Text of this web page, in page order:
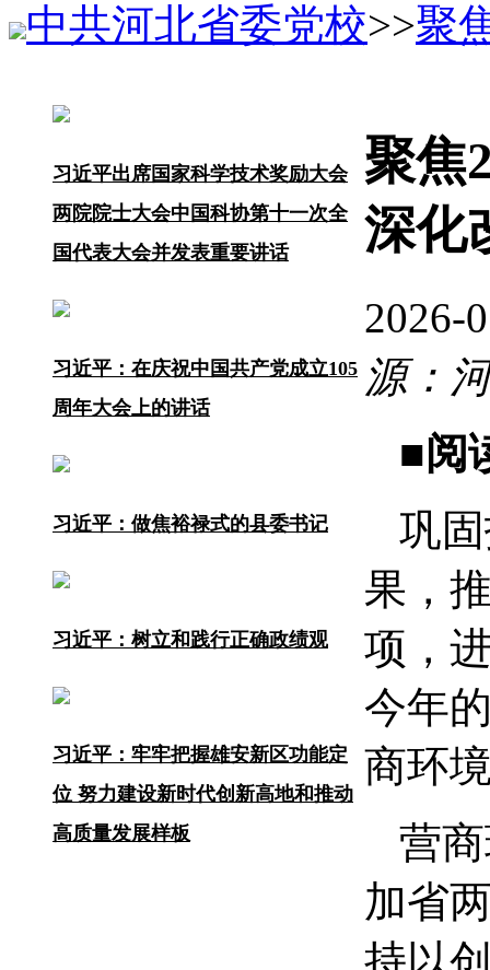
中共河北省委党校>>聚
习近平出席国家科学技术奖励大会
两院院士大会中国科协第十一次全
国代表大会并发表重要讲话
习近平：在庆祝中国共产党成立105
周年大会上的讲话
习近平：做焦裕禄式的县委书记
习近平：树立和践行正确政绩观
习近平：牢牢把握雄安新区功能定
位 努力建设新时代创新高地和推动
高质量发展样板
聚焦
深化
源：
■阅
巩
果，
项，
今年
商环
营
加省
持以